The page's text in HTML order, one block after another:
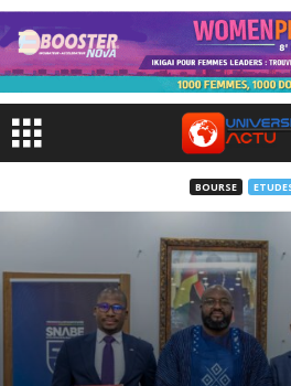
BOURSE